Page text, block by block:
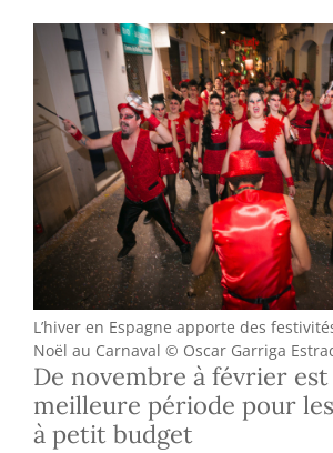
L’hiver en Espagne apporte des
Noël au Carnaval © Oscar Garriga
De novembre à février est
meilleure période pour
à petit budget